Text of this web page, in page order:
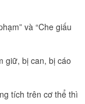
và “Che giấu
giữ, bị can, bị cáo
tích trên cơ thể thì